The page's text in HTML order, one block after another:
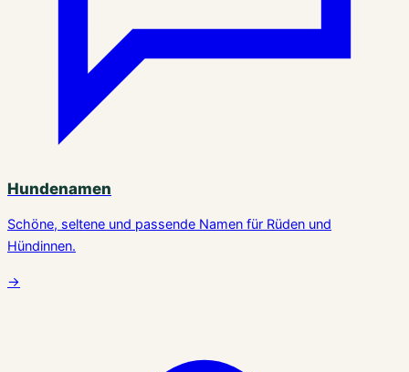
Hundenamen
Schöne, seltene und passende Namen für Rüden und
Hündinnen.
→